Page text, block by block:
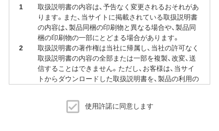
取扱説明書の内容は、予告なく変更されるおそれがあ
ります。また、当サイトに掲載されている取扱説明書
の内容は、製品同梱の印刷物と異なる場合や、製品同
梱の印刷物の一部にとどまる場合があります。
取扱説明書の著作権は当社に帰属し、当社の許可なく
取扱説明書の内容の全部または一部を複製、改変、送
信することはできません。ただし、お客様は、当サイ
トからダウンロードした取扱説明書を、製品の利用の
当サイトでの取扱説明書の公開は、予告なく中止、変
更される場合があります。使用許諾に同意します